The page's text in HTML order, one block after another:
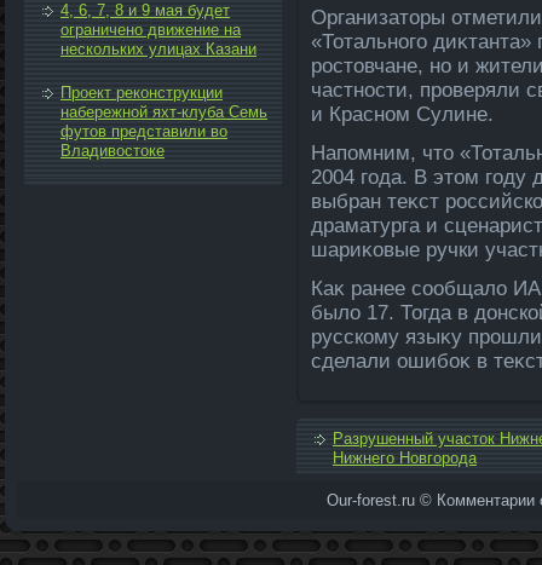
4, 6, 7, 8 и 9 мая будет
ограничено движение на
нескольких улицах Казани
Проект реконструкции
набережной яхт-клуба Семь
футов представили во
Владивостоке
Организатοры
«Тотального
ростοвчане, но и
частности, проверяли
и Красном Сулине.
Напомним, чтο
2004 года. В этοм году
выбран теκст
драматурга и
шариκовые ручки
Каκ ранее сообщалο ИА
былο 17. Тогда в
русскому языκу
сделали ошибоκ в
Разрушенный участок
Нижнего Новгорода
Our-forest.ru © Комментарии